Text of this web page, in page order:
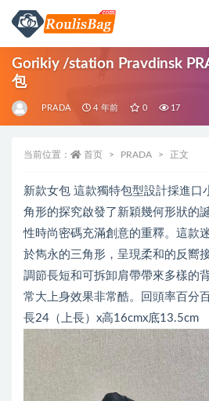
Gorikiy /station Pravdinsk
包
PRADA 4 年前 0 17
当前位置： 首页 PRADA 正文
新款女包 這款獨特包型設計採進口
角形的探究啟發了新穎幾何形狀的
性時尚密碼充滿創意的重釋。這款
於雋永的三角形，呈現柔和的反嚮
調節長短和可拆卸肩帶帶來多樣的
常大上身效果非常酷。回頭率百分
長24（上長）x高16cmx底13.5cm